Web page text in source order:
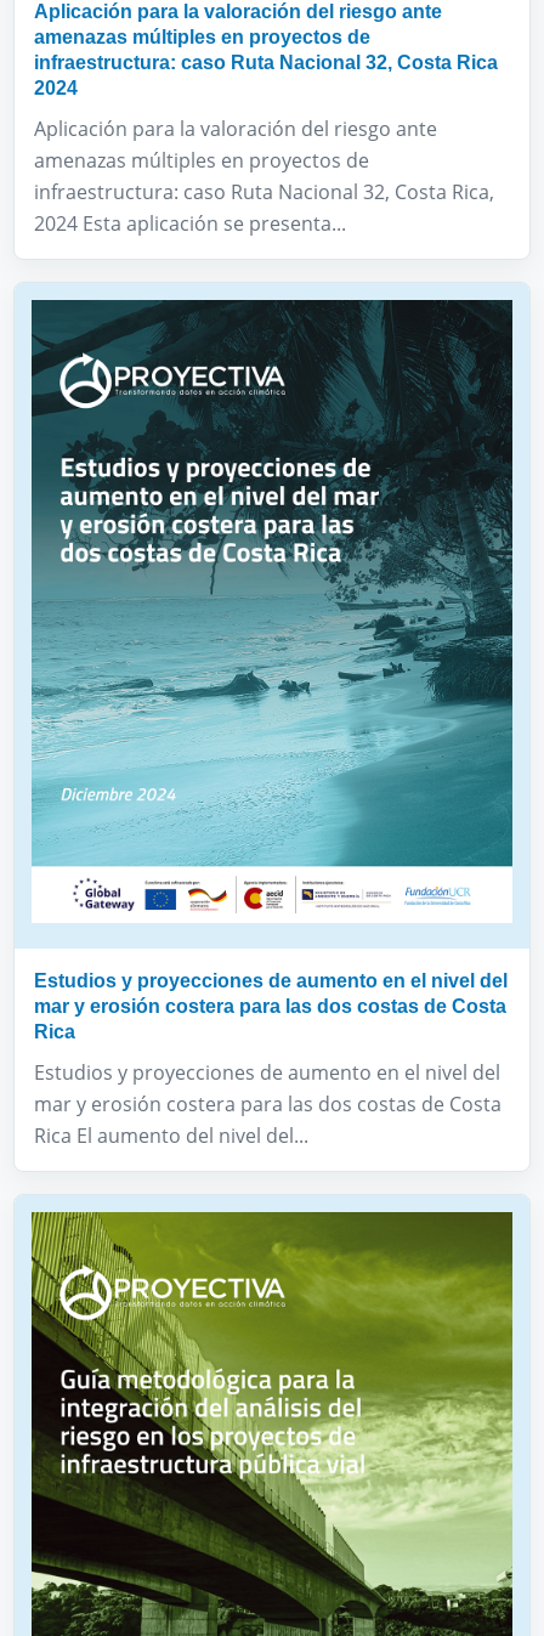
Aplicación para la valoración del riesgo ante
amenazas múltiples en proyectos de
infraestructura: caso Ruta Nacional 32, Costa Rica
2024
Aplicación para la valoración del riesgo ante
amenazas múltiples en proyectos de
infraestructura: caso Ruta Nacional 32, Costa Rica,
2024 Esta aplicación se presenta...
Estudios y proyecciones de aumento en el nivel del
mar y erosión costera para las dos costas de Costa
Rica
Estudios y proyecciones de aumento en el nivel del
mar y erosión costera para las dos costas de Costa
Rica El aumento del nivel del...